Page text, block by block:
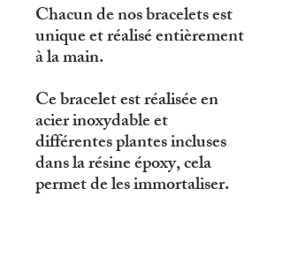
Chacun de nos bracelets est
unique et réalisé entièrement
à la main.
Ce bracelet est réalisée en
acier inoxydable et
différentes plantes incluses
dans la résine époxy, cela
permet de les immortaliser.